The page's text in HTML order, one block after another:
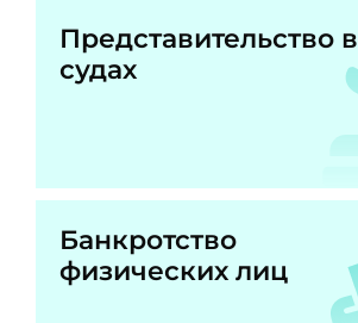
Представительство в
судах
Банкротство
физических лиц